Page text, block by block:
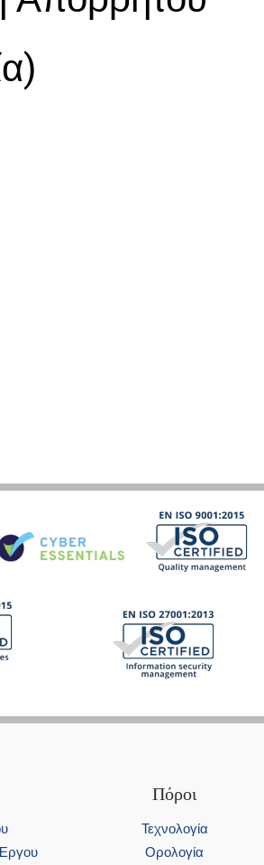
Πόροι
Τεχνολογία
Ορολογία